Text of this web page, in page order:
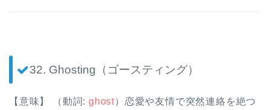
32. Ghosting（ゴースティング）
【意味】 （動詞: ghost）恋愛や友情で突然連絡を絶つ